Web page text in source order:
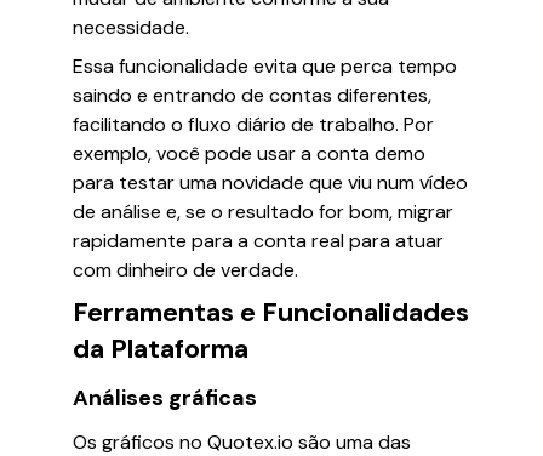
necessidade.
Essa funcionalidade evita que perca tempo
saindo e entrando de contas diferentes,
facilitando o fluxo diário de trabalho. Por
exemplo, você pode usar a conta demo
para testar uma novidade que viu num vídeo
de análise e, se o resultado for bom, migrar
rapidamente para a conta real para atuar
com dinheiro de verdade.
Ferramentas e Funcionalidades
da Plataforma
Análises gráficas
Os gráficos no Quotex.io são uma das